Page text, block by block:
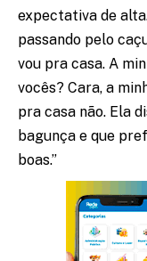
expectativa de
passando pelo
vou pra casa. A
vocês? Cara, a
pra casa não. Ela
bagunça e que
boas.”